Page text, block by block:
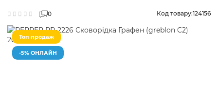
0 Код товару:124156
Топ продаж
-5% ОНЛАЙН